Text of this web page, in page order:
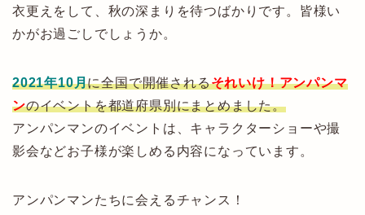
衣更えをして、秋の深まりを待つばかりです。皆様い
かがお過ごしでしょうか。
2021年10月に全国で開催されるそれいけ！アンパンマ
ンのイベントを都道府県別にまとめました。
アンパンマンのイベントは、キャラクターショーや撮
影会などお子様が楽しめる内容になっています。
アンパンマンたちに会えるチャンス！